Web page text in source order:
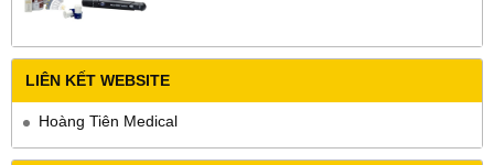
LIÊN KẾT WEBSITE
Hoàng Tiên Medical